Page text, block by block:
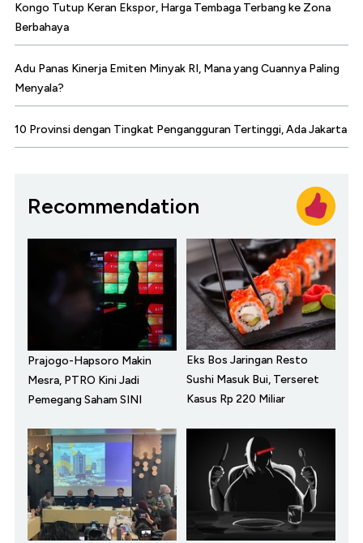
Kongo Tutup Keran Ekspor, Harga Tembaga Terbang ke Zona
Berbahaya
Adu Panas Kinerja Emiten Minyak RI, Mana yang Cuannya Paling
Menyala?
10 Provinsi dengan Tingkat Pengangguran Tertinggi, Ada Jakarta
Recommendation
Prajogo-Hapsoro Makin
Mesra, PTRO Kini Jadi
Pemegang Saham SINI
Eks Bos Jaringan Resto
Sushi Masuk Bui, Terseret
Kasus Rp 220 Miliar